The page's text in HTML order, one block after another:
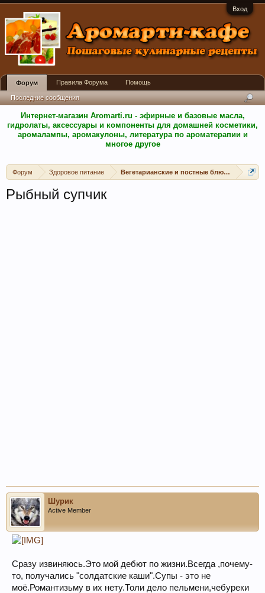
Вход
Интернет-магазин Aromarti.ru - эфирные и базовые масла,
гидролаты, аксессуары и компоненты для домашней косметики,
аромалампы, аромакулоны, литература по ароматерапии и
многое другое
Форум Здоровое питание Вегетарианские и постные блюда
Рыбный супчик
Шурик
Active Member
Сразу извиняюсь.Это мой дебют по жизни.Всегда ,почему-
то, получались "солдатские каши".Супы - это не
моё.Романтизьму в их нету.Толи дело пельмени,чебуреки
Форум
Последние сообщения
Правила Форума Помощь